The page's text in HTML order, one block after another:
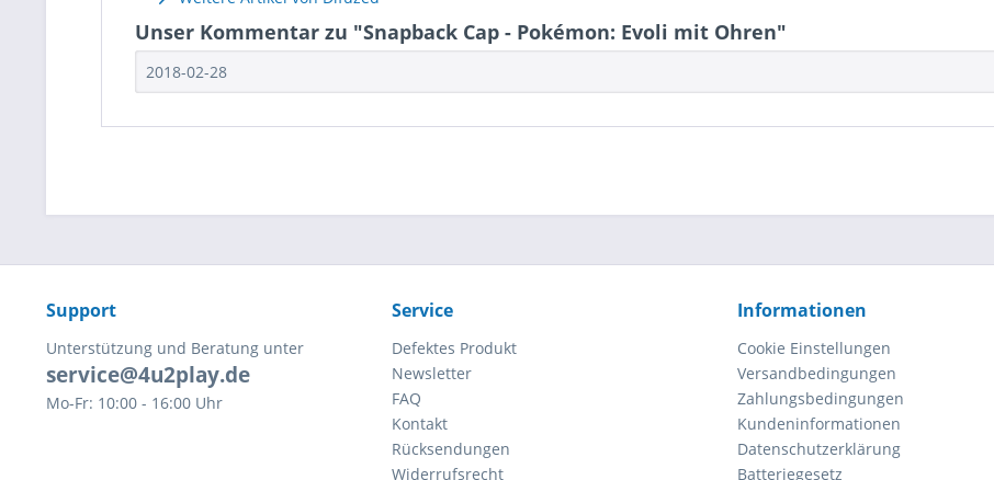
Unser Kommentar zu "Snapback Cap - Pokémon: Evoli mit Ohren"
2018-02-28
Support
Unterstützung und Beratung unter
service@4u2play.de
Mo-Fr: 10:00 - 16:00 Uhr
Service
Defektes Produkt
Newsletter
FAQ
Kontakt
Rücksendungen
Widerrufsrecht
Informationen
Cookie Einstellungen
Versandbedingungen
Zahlungsbedingungen
Kundeninformationen
Datenschutzerklärung
Batteriegesetz